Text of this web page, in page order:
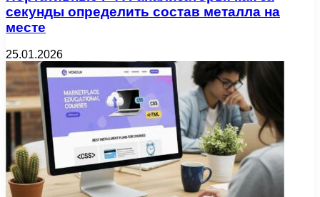
секунды определить состав металла на
месте
25.01.2026